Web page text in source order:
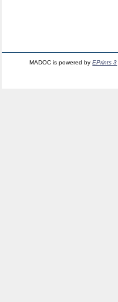
MADOC is powered byEPrints 3